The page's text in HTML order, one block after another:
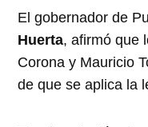
El gobernador de
Huerta, afirmó que
Corona y Mauricio
de que se aplica la